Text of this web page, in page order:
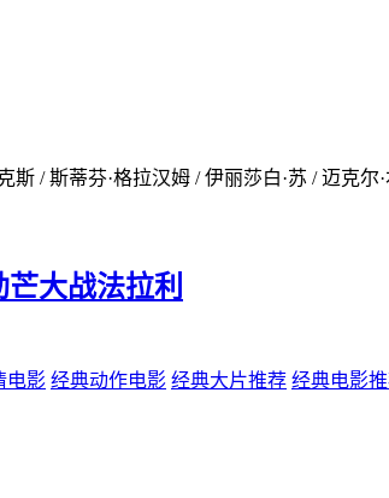
斯 / 斯蒂芬·格拉汉姆 / 伊丽莎白·苏 / 迈克
大战法拉利
电影 经典动作电影 经典大片推荐 经典电影